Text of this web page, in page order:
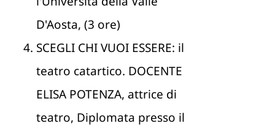
D'Aosta, (3 ore)
SCEGLI CHI VUOI ESSERE: il
teatro catartico. DOCENTE
ELISA POTENZA, attrice di
teatro, Diplomata presso il